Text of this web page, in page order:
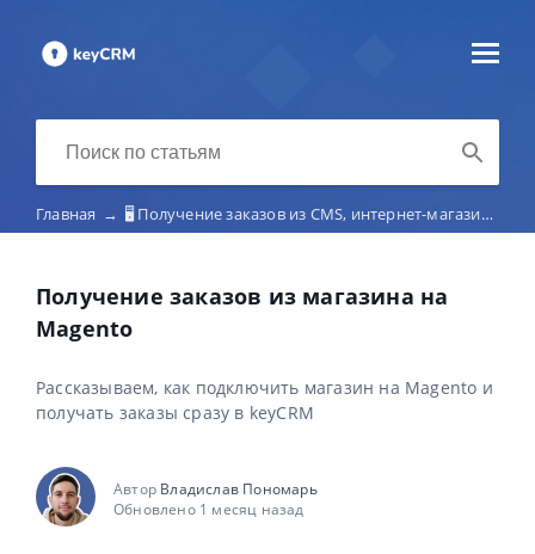
Главная → 🖥️ Получение заказов из CMS, интернет-магазинов, лендингов и конструкторов сайтов
Получение заказов из магазина на
Magento
Рассказываем, как подключить магазин на Magento и
получать заказы сразу в keyCRM
Автор Владислав Пономарь
Обновлено 1 месяц назад